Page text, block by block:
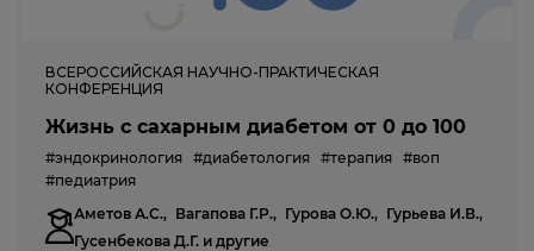
ВСЕРОССИЙСКАЯ НАУЧНО-ПРАКТИЧЕСКАЯ
КОНФЕРЕНЦИЯ
Жизнь с сахарным диабетом от 0 до 100
#эндокринология #диабетология #терапия #воп
#педиатрия
Аметов А.С., Вагапова Г.Р., Гурова О.Ю., Гурьева И.В.,
Гусенбекова Д.Г. и другие